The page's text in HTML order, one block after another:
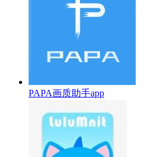
PAPA画质助手app